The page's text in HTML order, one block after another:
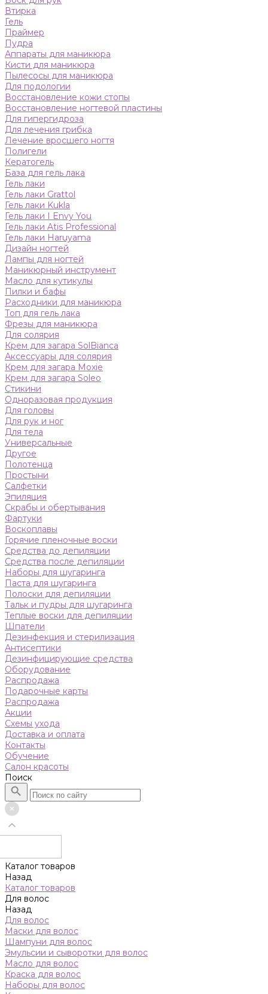
Втирка
Гель
Праймер
Пудра
Аппараты для маникюра
Кисти для маникюра
Пылесосы для маникюра
Для подологии
Восстановление кожи стопы
Восстановление ногтевой пластины
Для гипергидроза
Для лечения грибка
Лечение вросшего ногтя
Полигели
Кератогель
База для гель лака
Гель лаки
Гель лаки Grattol
Гель лаки Kukla
Гель лаки I Envy You
Гель лаки Atis Professional
Гель лаки Haruyama
Дизайн ногтей
Лампы для ногтей
Маникюрный инструмент
Масло для кутикулы
Пилки и бафы
Расходники для маникюра
Топ для гель лака
Фрезы для маникюра
Для солярия
Крем для загара SolBianca
Аксессуары для солярия
Крем для загара Moxie
Крем для загара Soleo
Стикини
Одноразовая продукция
Для головы
Для рук и ног
Для тела
Универсальные
Другое
Полотенца
Простыни
Салфетки
Эпиляция
Скрабы и обертывания
Фартуки
Воскоплавы
Горячие пленочные воски
Средства до депиляции
Средства после депиляции
Наборы для шугаринга
Паста для шугаринга
Полоски для депиляции
Тальк и пудры для шугаринга
Теплые воски для депиляции
Шпатели
Дезинфекция и стерилизация
Антисептики
Дезинфицирующие средства
Оборудование
Распродажа
Подарочные карты
Распродажа
Акции
Схемы ухода
Доставка и оплата
Контакты
Обучение
Салон красоты
Поиск
Каталог товаров
Назад
Каталог товаров
Для волос
Назад
Для волос
Маски для волос
Шампуни для волос
Эмульсии и сыворотки для волос
Масло для волос
Краска для волос
Наборы для волос